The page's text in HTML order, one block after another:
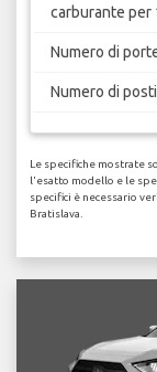
carburante per
Numero di
Numero di posti
Le specifiche mostrate
l'esatto modello e le
specifici è necessario
Bratislava.